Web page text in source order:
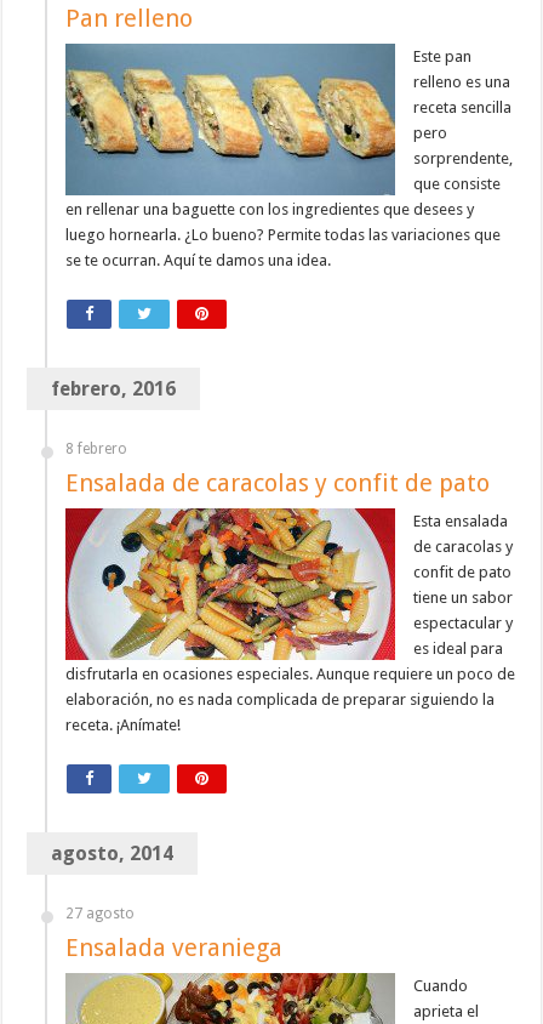
Pan relleno
Este pan
relleno es una
receta sencilla
pero
sorprendente,
que consiste
en rellenar una baguette con los ingredientes que desees y
luego hornearla. ¿Lo bueno? Permite todas las variaciones que
se te ocurran. Aquí te damos una idea.
febrero, 2016
8 febrero
Ensalada de caracolas y confit de pato
Esta ensalada
de caracolas y
confit de pato
tiene un sabor
espectacular y
es ideal para
disfrutarla en ocasiones especiales. Aunque requiere un poco de
elaboración, no es nada complicada de preparar siguiendo la
receta. ¡Anímate!
agosto, 2014
27 agosto
Ensalada veraniega
Cuando
aprieta el